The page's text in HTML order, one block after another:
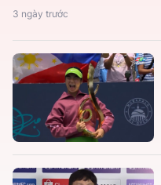
3 ngày trước